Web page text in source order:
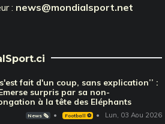
: news@mondialsport.net
s'est fait d'un coup, sans explication’’ :
surpris par sa non-
à la tête des Eléphants
News 🗞️ Football ⚽️ Lun, 03 Aou 2026